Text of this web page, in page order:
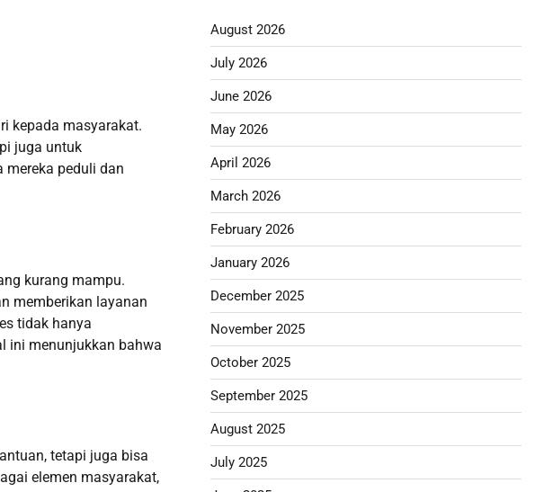
kepada masyarakat.
juga untuk
peduli dan
kurang mampu.
memberikan layanan
tidak hanya
ini menunjukkan bahwa
tetapi juga bisa
elemen masyarakat,
August 2026
July 2026
June 2026
May 2026
April 2026
March 2026
February 2026
January 2026
December 2025
November 2025
October 2025
September 2025
August 2025
July 2025